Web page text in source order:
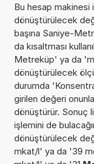
Bu hesap makinesi
dönüştürülecek
başına Saniye-
da kısaltması
Metreküp' ya da
dönüştürülecek
durumda
girilen değeri
dönüştürür. Sonuç
işlemini de
dönüştürülecek
mkat/l' ya da '39